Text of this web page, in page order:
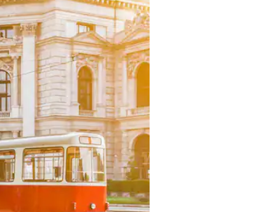
ou tocando e deslizando o dedo na tela.